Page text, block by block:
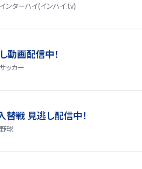
インターハイ(インハイ.tv)
動画配信中！
サッカー
戦 見逃し配信中！
野球